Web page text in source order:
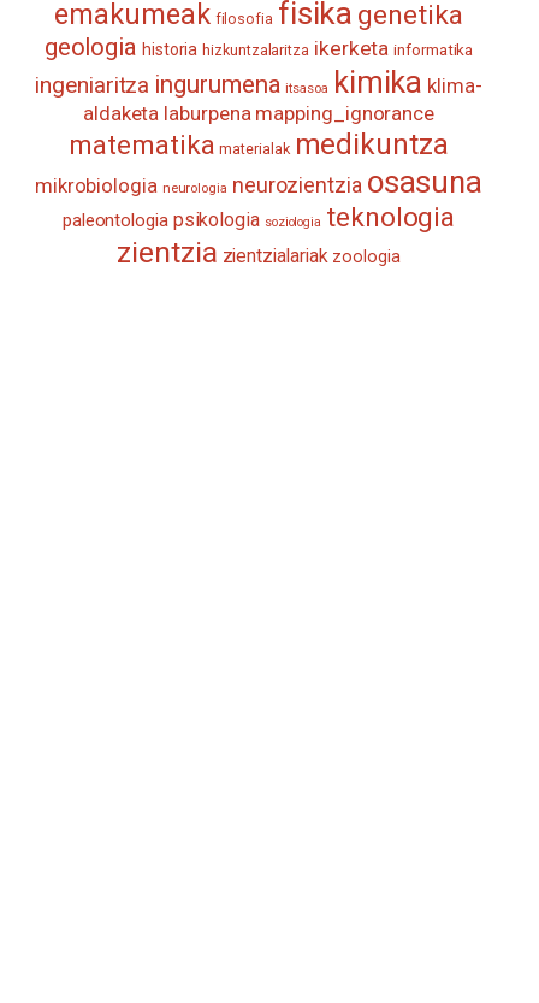
emakumeak filosofia fisika genetika
geologia historia hizkuntzalaritza ikerketa informatika
ingeniaritza ingurumena itsasoa kimika klima-
aldaketa laburpena mapping_ignorance
matematika materialak medikuntza
mikrobiologia neurologia neurozientzia osasuna
paleontologia psikologia soziologia teknologia
zientzia zientzialariak zoologia